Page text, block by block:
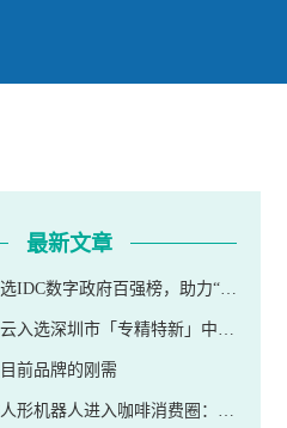
最新文章
字政府百强榜，助力“数字政府建设”获权威认可
选深圳市「专精特新」中小企业
前品牌的刚需
器人进入咖啡消费圈：不只是更高效